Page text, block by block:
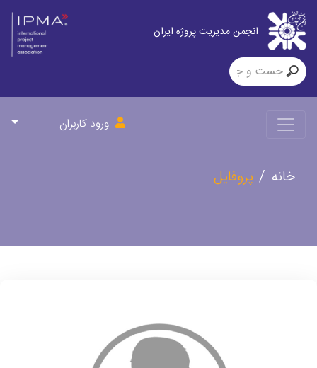
انجمن مدیریت پروژه ایران
ورود کاربران
خانه پروفایل